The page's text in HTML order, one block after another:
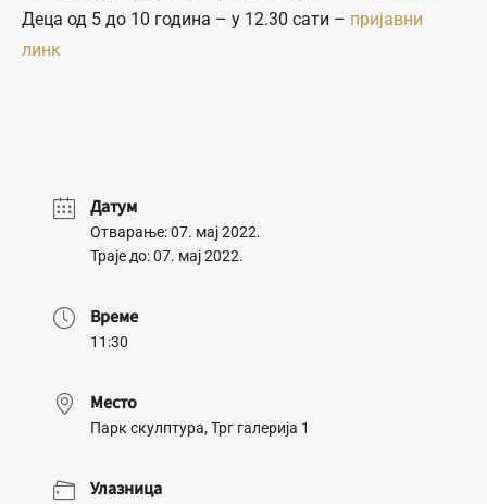
Деца од 5 до 10 година – у 12.30 сати – пријавни
линк
Датум
Отварање: 07. мај 2022.
Траје до: 07. мај 2022.
Време
11:30
Место
Парк скулптура, Трг галерија 1
Улазница